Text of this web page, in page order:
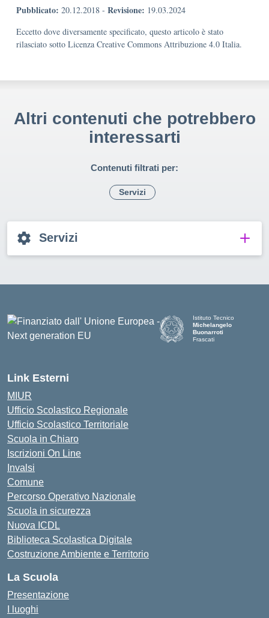
Pubblicato: 20.12.2018 - Revisione: 19.03.2024
Eccetto dove diversamente specificato, questo articolo è stato
rilasciato sotto Licenza Creative Commons Attribuzione 4.0 Italia.
Altri contenuti che potrebbero
interessarti
Contenuti filtrati per:
Servizi
Servizi
Istituto Tecnico
Michelangelo
Buonarroti
Frascati
Link Esterni
MIUR
Ufficio Scolastico Regionale
Ufficio Scolastico Territoriale
Scuola in Chiaro
Iscrizioni On Line
Invalsi
Comune
Percorso Operativo Nazionale
Scuola in sicurezza
Nuova ICDL
Biblioteca Scolastica Digitale
Costruzione Ambiente e Territorio
La Scuola
Presentazione
I luoghi